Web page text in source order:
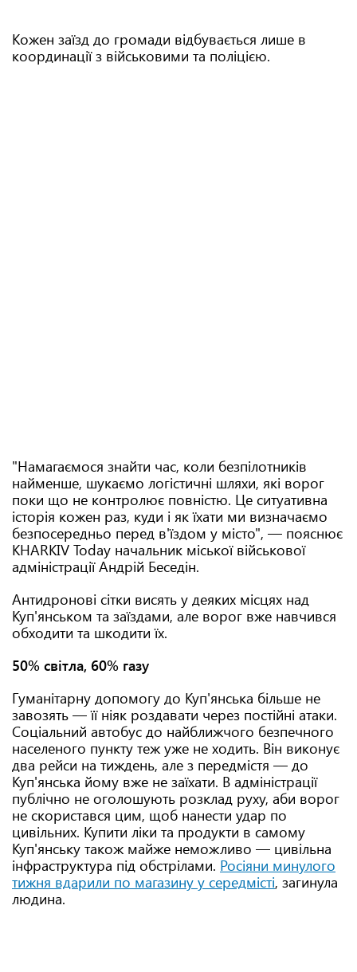
Кожен заїзд до громади відбувається лише в
координації з військовими та поліцією.
"Намагаємося знайти час, коли безпілотників
найменше, шукаємо логістичні шляхи, які ворог
поки що не контролює повністю. Це ситуативна
історія кожен раз, куди і як їхати ми визначаємо
безпосередньо перед в'їздом у місто", — пояснює
KHARKIV Today начальник міської військової
адміністрації Андрій Беседін.
Антидронові сітки висять у деяких місцях над
Куп'янськом та заїздами, але ворог вже навчився
обходити та шкодити їх.
50% світла, 60% газу
Гуманітарну допомогу до Куп'янська більше не
завозять — її ніяк роздавати через постійні атаки.
Соціальний автобус до найближчого безпечного
населеного пункту теж уже не ходить. Він виконує
два рейси на тиждень, але з передмістя — до
Куп'янська йому вже не заїхати. В адміністрації
публічно не оголошують розклад руху, аби ворог
не скористався цим, щоб нанести удар по
цивільних. Купити ліки та продукти в самому
Куп'янську також майже неможливо — цивільна
інфраструктура під обстрілами. Росіяни минулого
тижня вдарили по магазину у середмісті, загинула
людина.